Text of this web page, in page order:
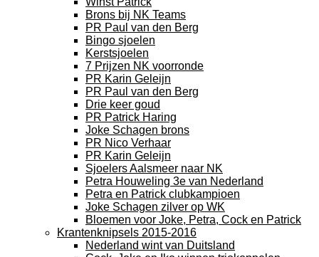
Brons bij NK Teams
PR Paul van den Berg
Bingo sjoelen
Kerstsjoelen
7 Prijzen NK voorronde
PR Karin Geleijn
PR Paul van den Berg
Drie keer goud
PR Patrick Haring
Joke Schagen brons
PR Nico Verhaar
PR Karin Geleijn
Sjoelers Aalsmeer naar NK
Petra Houweling 3e van Nederland
Petra en Patrick clubkampioen
Joke Schagen zilver op WK
Bloemen voor Joke, Petra, Cock en Patrick
Krantenknipsels 2015-2016
Nederland wint van Duitsland